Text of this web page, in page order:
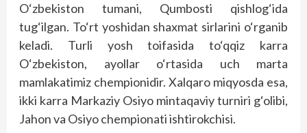
O‘zbekiston tumani, Qum­bos­ti qishlog‘ida
tug‘ilgan. To‘rt yoshidan shaxmat sirlarini o‘rganib
keladi. Turli yosh toifasida to‘qqiz karra
O‘zbekiston, ayollar o‘rtasida uch marta
mamlakatimiz chempionidir. Xalq­aro miqyosda esa,
ikki karra Markaziy Osiyo mintaqaviy turniri g‘olibi,
Jahon va Osiyo chempionati ishtirokchisi.